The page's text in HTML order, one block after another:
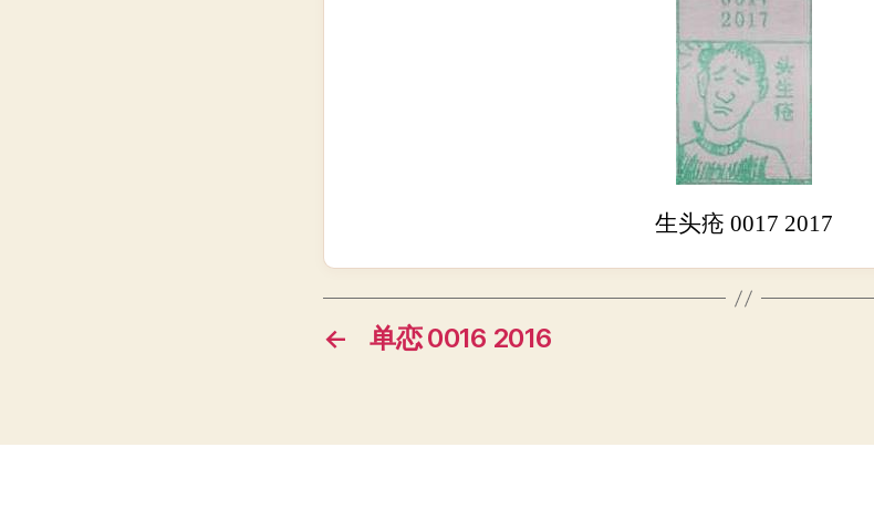
生头疮 0017 2017
← 单恋 0016 2016